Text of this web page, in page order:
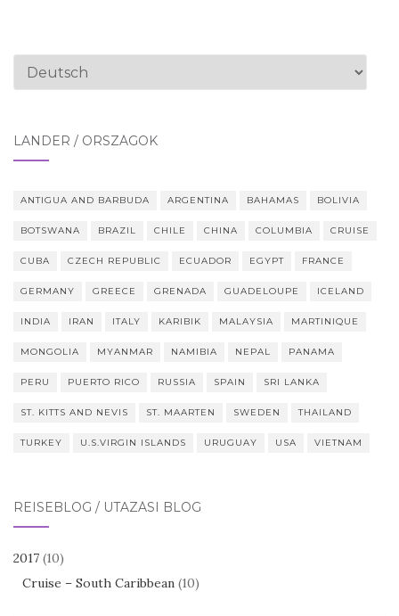
Sprache
LÄNDER / ORSZÁGOK
ANTIGUA AND BARBUDA ARGENTINA BAHAMAS BOLIVIA
BOTSWANA BRAZIL CHILE CHINA COLUMBIA CRUISE
CUBA CZECH REPUBLIC ECUADOR EGYPT FRANCE
GERMANY GREECE GRENADA GUADELOUPE ICELAND
INDIA IRAN ITALY KARIBIK MALAYSIA MARTINIQUE
MONGOLIA MYANMAR NAMIBIA NEPAL PANAMA
PERU PUERTO RICO RUSSIA SPAIN SRI LANKA
ST. KITTS AND NEVIS ST. MAARTEN SWEDEN THAILAND
TURKEY U.S.VIRGIN ISLANDS URUGUAY USA VIETNAM
REISEBLOG / UTAZÁSI BLOG
2017 (10)
Cruise – South Caribbean (10)